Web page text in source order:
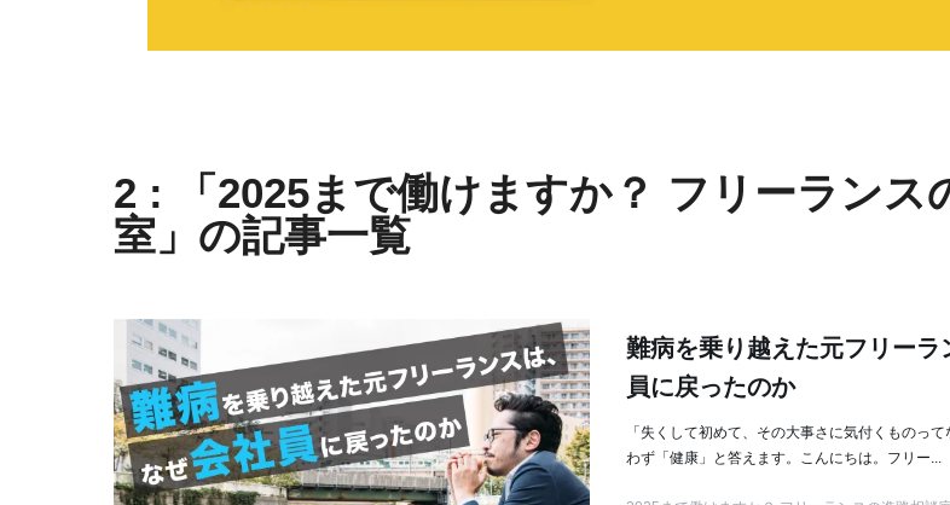
2 : 「2025まで働けますか？ フリーランス
室」の記事一覧
難病を乗り越えた元フリーラ
員に戻ったのか
「失くして初めて、その大事さに気付くものっ
わず「健康」と答えます。こんにちは。フリー...